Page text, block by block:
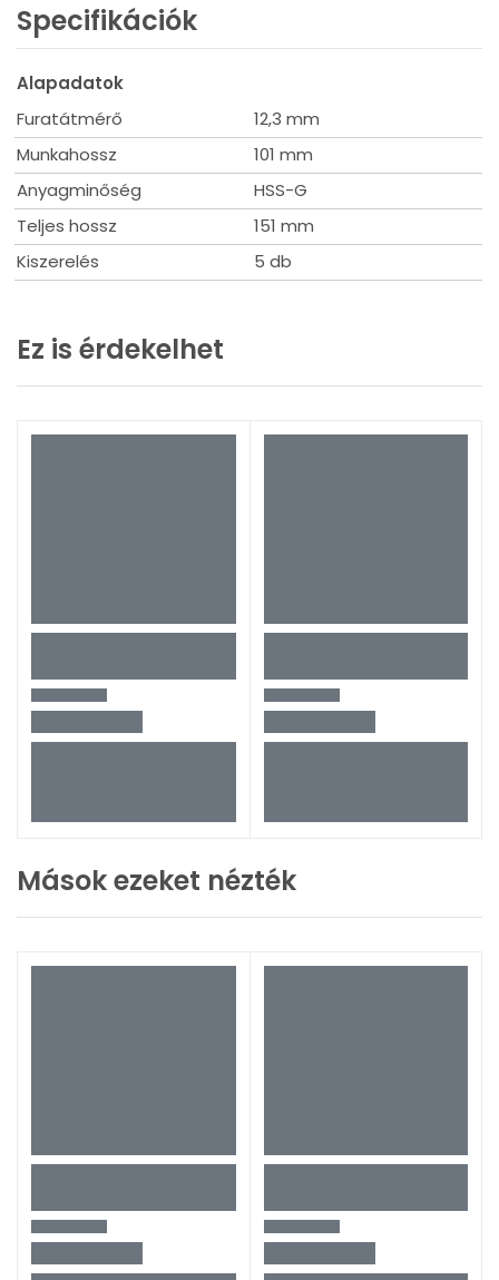
Kiszerelés: 5 db
Specifikációk
Alapadatok
Furatátmérő
12,3 mm
Munkahossz
101 mm
Anyagminőség
HSS-G
Teljes hossz
151 mm
Kiszerelés
5 db
Ez is érdekelhet
Mások ezeket nézték